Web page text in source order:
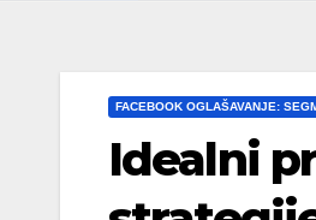
FACEBOOK OGLAŠAVANJE:
Idealni